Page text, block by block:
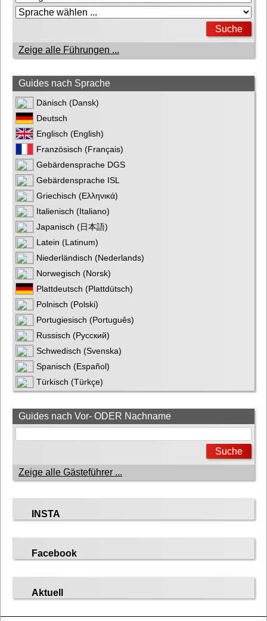
Zeige alle Führungen ...
Guides nach Sprache
Dänisch (Dansk)
Deutsch
Englisch (English)
Französisch (Français)
Gebärdensprache DGS
Gebärdensprache ISL
Griechisch (Ελληνικά)
Italienisch (Italiano)
Japanisch (日本語)
Latein (Latinum)
Niederländisch (Nederlands)
Norwegisch (Norsk)
Plattdeutsch (Plattdütsch)
Polnisch (Polski)
Portugiesisch (Português)
Russisch (Русский)
Schwedisch (Svenska)
Spanisch (Español)
Türkisch (Türkçe)
Guides nach Vor- ODER Nachname
Zeige alle Gästeführer ...
INSTA
Facebook
Aktuell